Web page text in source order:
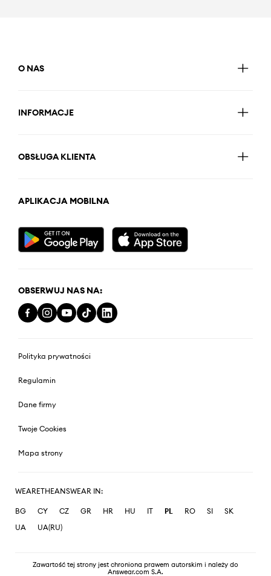
O NAS
INFORMACJE
OBSŁUGA KLIENTA
APLIKACJA MOBILNA
OBSERWUJ NAS NA:
Polityka prywatności
Regulamin
Dane firmy
Twoje Cookies
Mapa strony
WEARETHEANSWEAR IN:
BG CY CZ GR HR HU IT PL RO SI
SK
UA
UA(RU)
Zawartość tej strony jest chroniona prawem autorskim i należy do
Answear.com S.A.